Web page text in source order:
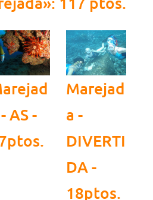
AS -
Marejad
a -
DIVERTI
DA -
18ptos.